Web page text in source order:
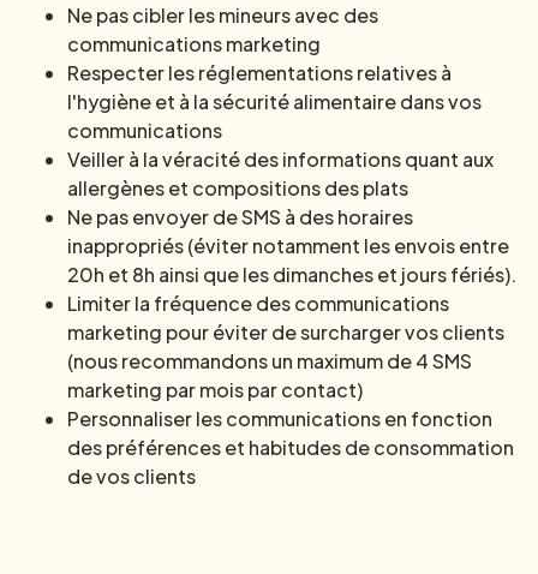
Ne pas cibler les mineurs avec des
communications marketing
Respecter les réglementations relatives à
l'hygiène et à la sécurité alimentaire dans vos
communications
Veiller à la véracité des informations quant aux
allergènes et compositions des plats
Ne pas envoyer de SMS à des horaires
inappropriés (éviter notamment les envois entre
20h et 8h ainsi que les dimanches et jours fériés).
Limiter la fréquence des communications
marketing pour éviter de surcharger vos clients
(nous recommandons un maximum de 4 SMS
marketing par mois par contact)
Personnaliser les communications en fonction
des préférences et habitudes de consommation
de vos clients